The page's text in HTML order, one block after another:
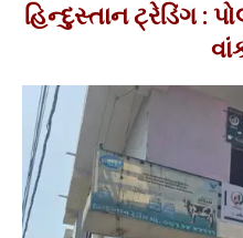
હિન્દુસ્તાન ટ્રેડિંગ :